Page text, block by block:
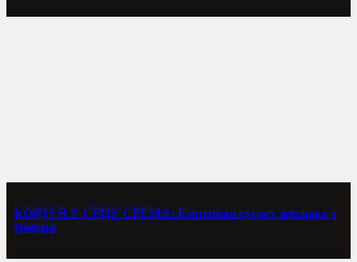
КОРДУН У СРЦУ СРЕМА: Емотиван сусрет земљака у
Инђији